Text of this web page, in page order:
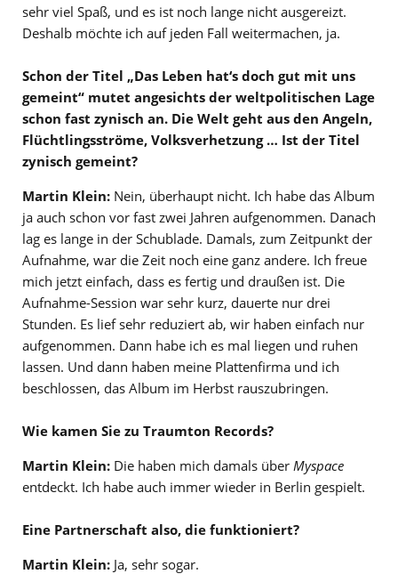
sehr viel Spaß, und es ist noch lange nicht ausgereizt.
Deshalb möchte ich auf jeden Fall weitermachen, ja.
Schon der Titel „Das Leben hat‘s doch gut mit uns
gemeint“ mutet angesichts der weltpolitischen Lage
schon fast zynisch an. Die Welt geht aus den Angeln,
Flüchtlingsströme, Volksverhetzung … Ist der Titel
zynisch gemeint?
Martin Klein: Nein, überhaupt nicht. Ich habe das Album
ja auch schon vor fast zwei Jahren aufgenommen. Danach
lag es lange in der Schublade. Damals, zum Zeitpunkt der
Aufnahme, war die Zeit noch eine ganz andere. Ich freue
mich jetzt einfach, dass es fertig und draußen ist. Die
Aufnahme-Session war sehr kurz, dauerte nur drei
Stunden. Es lief sehr reduziert ab, wir haben einfach nur
aufgenommen. Dann habe ich es mal liegen und ruhen
lassen. Und dann haben meine Plattenfirma und ich
beschlossen, das Album im Herbst rauszubringen.
Wie kamen Sie zu Traumton Records?
Martin Klein: Die haben mich damals über Myspace
entdeckt. Ich habe auch immer wieder in Berlin gespielt.
Eine Partnerschaft also, die funktioniert?
Martin Klein: Ja, sehr sogar.